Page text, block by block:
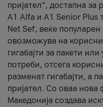
пријател“, достапна
А1 Alfa и A1 Senior Plus
Net Sef, веќе
овозможува на
гигабајти за пакети
потреби, отсега
разменат гигабајти, а
пријател. Со оваа нова
Македонија создава